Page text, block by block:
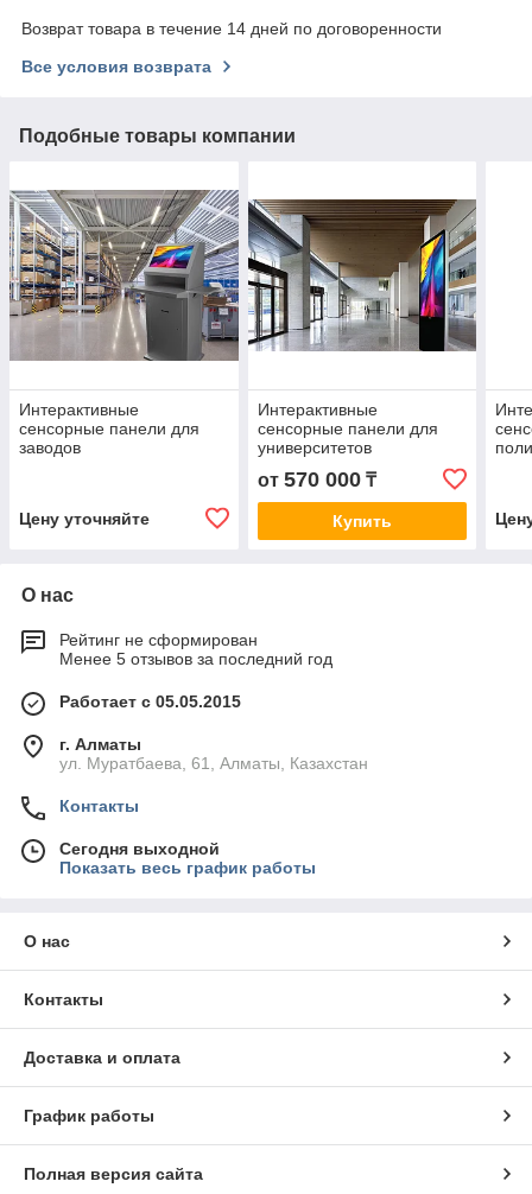
Возврат товара в течение 14 дней по договоренности
Все условия возврата
Подобные товары компании
Интерактивные
сенсорные панели для
заводов
Цену уточняйте
Интерактивные
сенсорные панели для
университетов
от 570 000₸
Купить
О нас
Рейтинг не сформирован
Менее 5 отзывов за последний год
Работает с 05.05.2015
г. Алматы
ул. Муратбаева, 61, Алматы, Казахстан
Контакты
Сегодня выходной
Показать весь график работы
О нас
Контакты
Доставка и оплата
График работы
Полная версия сайта